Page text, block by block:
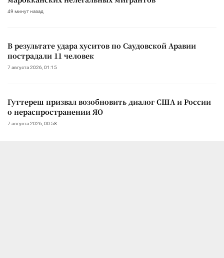
49 минут назад
В результате удара хуситов по Саудовской Аравии
пострадали 11 человек
7 августа 2026, 01:15
Гуттереш призвал возобновить диалог США и России
о нераспространении ЯО
7 августа 2026, 00:58